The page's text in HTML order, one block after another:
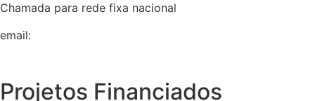
Chamada para rede fixa nacional
email:
Projetos Financiados